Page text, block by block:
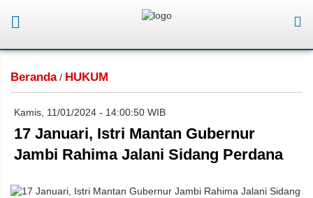
Beranda/ HUKUM
Kamis, 11/01/2024 - 14:00:50 WIB
17 Januari, Istri Mantan Gubernur
Jambi Rahima Jalani Sidang Perdana